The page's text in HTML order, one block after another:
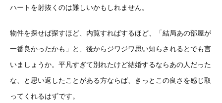
ハートを射抜くのは難しいかもしれません。
物件を探せば探すほど、内覧すればするほど、「結局あの部屋が
一番良かったかも」と、後からジワジワ思い知らされるとでも言
いましょうか。平凡すぎて別れたけど結婚するならあの人だった
な、と思い返したことがある方ならば、きっとこの良さを感じ取
ってくれるはずです。